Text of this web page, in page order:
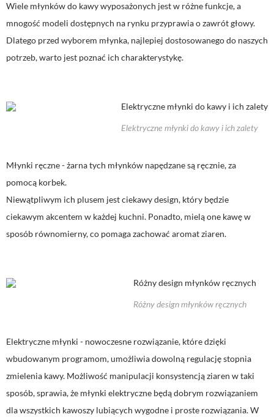
Wiele młynków do kawy wyposażonych jest w różne funkcje, a
mnogość modeli dostępnych na rynku przyprawia o zawrót głowy.
Dlatego przed wyborem młynka, najlepiej dostosowanego do naszych
potrzeb, warto jest poznać ich charakterystykę.
Elektryczne młynki do kawy i ich zalety
Młynki ręczne - żarna tych młynków napędzane są ręcznie, za
pomocą korbek.
Niewątpliwym ich plusem jest ciekawy design, który będzie
ciekawym akcentem w każdej kuchni. Ponadto, mielą one kawę w
sposób równomierny, co pomaga zachować aromat ziaren.
Różny design młynków ręcznych
Elektryczne młynki - nowoczesne rozwiązanie, które dzięki
wbudowanym programom, umożliwia dowolną regulację stopnia
zmielenia kawy. Możliwość manipulacji konsystencją ziaren w taki
sposób, sprawia, że młynki elektryczne będą dobrym rozwiązaniem
dla wszystkich kawoszy lubiących wygodne i proste rozwiązania. W